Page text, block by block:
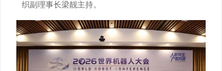
织副理事长梁靓主持。